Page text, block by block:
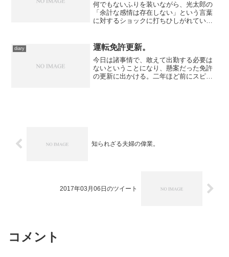
何でもないふりを装いながら、光太郎の
「余計な感情は存在しない」という言葉
に対するショックに打ちひしがれている
を察知する。あのときを境に、千波美の
周囲に電波障害をもたらす...
diary 運転免許更新。
今日は諸事情で、敢えて出勤する必要は
ないということになり、懸案だった免許
の更新に出かける。二年ほど前にスピー
知られざる夫婦の偉業。
2017年03月06日のツイート
コメント